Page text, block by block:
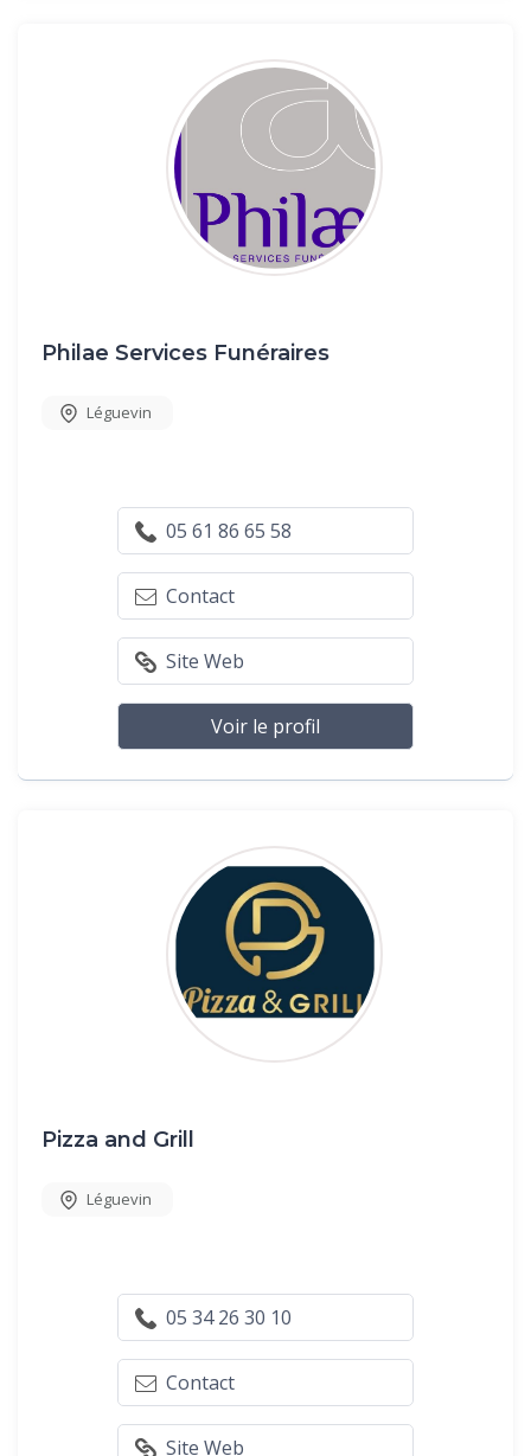
Philae Services Funéraires
Léguevin
05 61 86 65 58
Contact
Site Web
Voir le profil
Pizza and Grill
Léguevin
05 34 26 30 10
Contact
Site Web